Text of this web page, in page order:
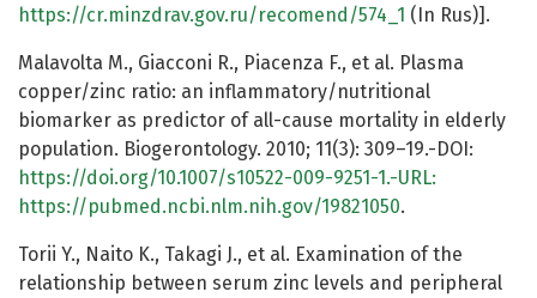
https://cr.minzdrav.gov.ru/recomend/574_1 (In Rus)].
Malavolta M., Giacconi R., Piacenza F., et al. Plasma
copper/zinc ratio: an inflammatory/nutritional
biomarker as predictor of all-cause mortality in elderly
population. Biogerontology. 2010; 11(3): 309–19.-DOI:
https://doi.org/10.1007/s10522-009-9251-1.-URL:
https://pubmed.ncbi.nlm.nih.gov/19821050.
Torii Y., Naito K., Takagi J., et al. Examination of the
relationship between serum zinc levels and peripheral